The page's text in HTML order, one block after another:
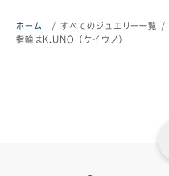
ホーム / すべてのジュエリー一覧 /
指輪はK.UNO（ケイウノ）